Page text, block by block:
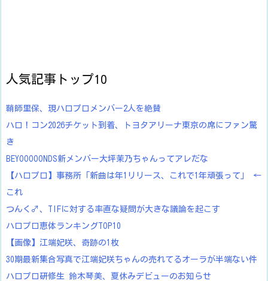
人気記事トップ10
鞘師里保、現ハロプロメンバー2人を絶賛
ハロ！コン2026チケット到着、トヨタアリーナ東京の席にファン驚
き
BEYOOOOONDS新メンバー大坪茉乃ちゃんってアレだな
【ハロプロ】事務所「新曲は年1リリース、これで1年頑張って」 ←
これ
つんく♂、TIFに対する率直な疑問が大きな議論を起こす
ハロプロ恵体ランキングTOP10
【画像】江端妃咲、奇跡の1枚
30期最新集合写真で江端妃咲ちゃんの売れてるオーラが半端ない件
ハロプロ研修生 鈴木琴美、夏休みデビューのお知らせ